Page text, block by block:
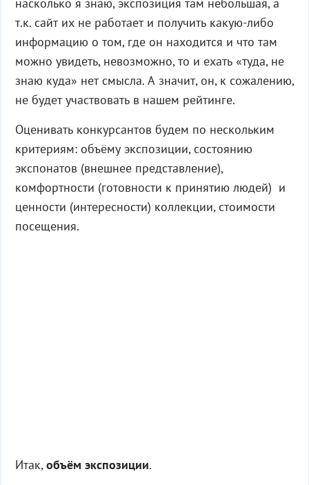
т.к. сайт их не работает и получить какую-либо
информацию о том, где он находится и что там
можно увидеть, невозможно, то и ехать «туда, не
знаю куда» нет смысла. А значит, он, к сожалению,
не будет участвовать в нашем рейтинге.
Оценивать конкурсантов будем по нескольким
критериям: объёму экспозиции, состоянию
экспонатов (внешнее представление),
комфортности (готовности к принятию людей) и
ценности (интересности) коллекции, стоимости
посещения.
Итак,объём экспозиции.